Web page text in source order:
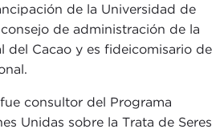
de la Universidad de
de administración de la
del Cacao y es fideicomisario de
consultor del Programa
Unidas sobre la Trata de Seres